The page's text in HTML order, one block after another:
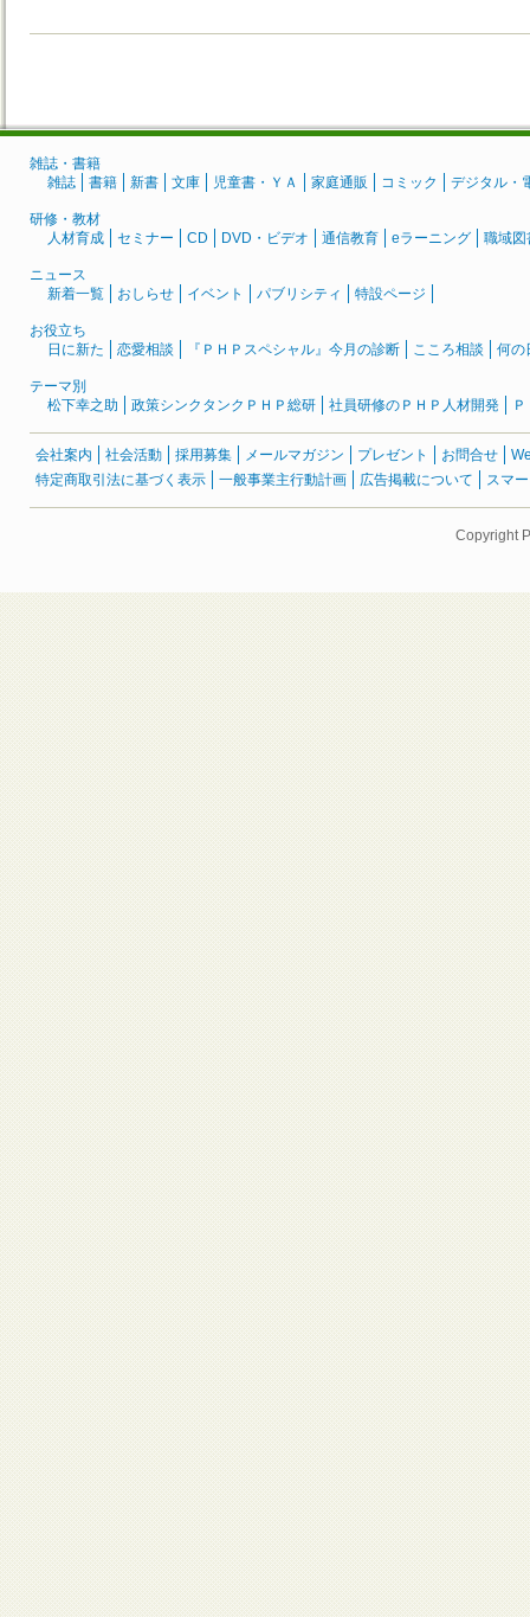
雑誌・書籍
雑誌
書籍 新書 文庫 児童書・ＹＡ 家庭通販 コミック デジタル・
研修・教材
人材育成
セミナー CD DVD・ビデオ 通信教育 eラーニング 職域図
ニュース
新着一覧
おしらせ イベント パブリシティ 特設ページ
お役立ち
日に新た
恋愛相談 『ＰＨＰスペシャル』今月の診断 こころ相談 何の
テーマ別
松下幸之助
政策シンクタンクＰＨＰ総研 社員研修のＰＨＰ人材開発
会社案内 社会活動 採用募集 メールマガジン プレゼント お問合せ
特定商取引法に基づく表示
一般事業主行動計画 広告掲載について スマ
Copyright